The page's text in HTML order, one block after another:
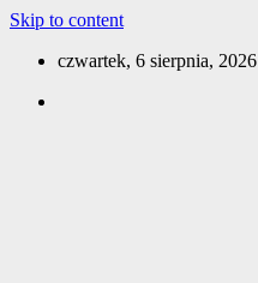
Skip to content
czwartek, 6 sierpnia, 2026